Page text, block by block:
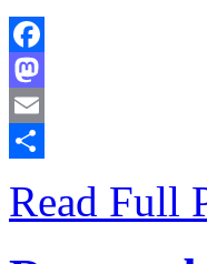
Facebook
Mastodon
Email
Read Full